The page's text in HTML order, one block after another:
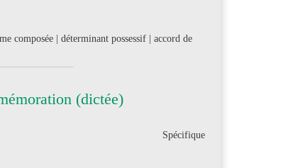
composée | déterminant possessif | accord de
(dictée)
Spécifique